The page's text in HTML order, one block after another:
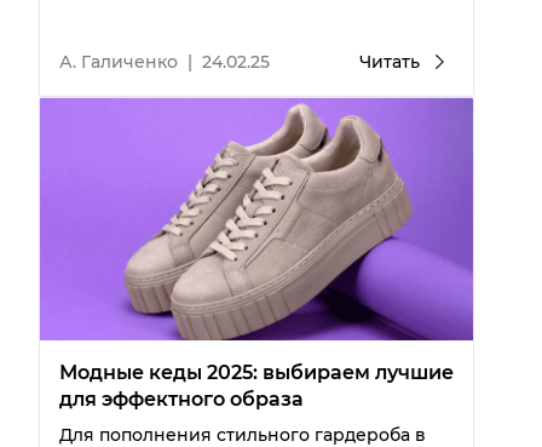
А. Галиченко | 24.02.25 Читать
Модные кеды 2025: выбираем лучшие
для эффектного образа
Для пополнения стильного гардероба в